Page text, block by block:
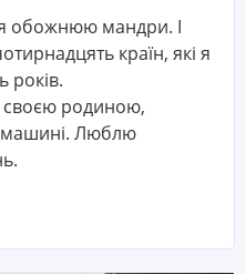
обожнюю мандри. І
країн, які я
років.
своєю родиною,
Люблю